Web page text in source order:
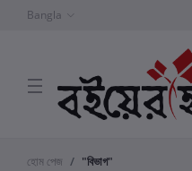
Bangla
হোম পেজ "বিভাগ"